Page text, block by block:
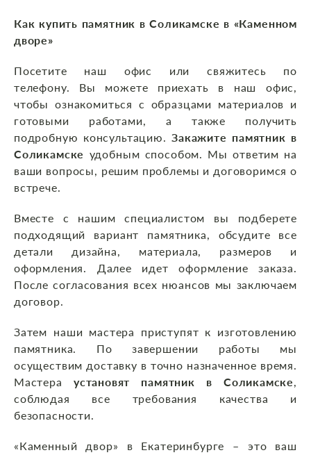
Как купить памятник в Соликамске в «Каменном
дворе»
Посетите наш офис или свяжитесь по
телефону. Вы можете приехать в наш офис,
чтобы ознакомиться с образцами материалов и
готовыми работами, а также получить
подробную консультацию.Закажите памятник в
Соликамске удобным способом. Мы ответим на
ваши вопросы, решим проблемы и договоримся о
встрече.
Вместе с нашим специалистом вы подберете
подходящий вариант памятника, обсудите все
детали дизайна, материала, размеров и
оформления. Далее идет оформление заказа.
После согласования всех нюансов мы заключаем
договор.
Затем наши мастера приступят к изготовлению
памятника. По завершении работы мы
осуществим доставку в точно назначенное время.
Мастера установят памятник в Соликамске,
соблюдая все требования качества и
безопасности.
«Каменный двор» в Екатеринбурге – это ваш